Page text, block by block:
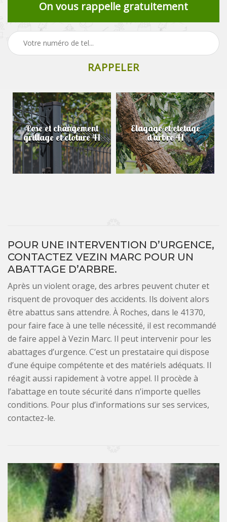
On vous rappelle gratuitement
Pose et changement
grillage et cloture 41
Elagage et etetage
d'arbre 41
POUR UNE INTERVENTION D’URGENCE,
CONTACTEZ VEZIN MARC POUR UN
ABATTAGE D’ARBRE.
Après un violent orage, des arbres peuvent chuter et
risquent de provoquer des accidents. Ils doivent alors
être abattus sans attendre. À Roches, dans le 41370,
pour faire face à une telle nécessité, il est recommandé
de faire appel à Vezin Marc. Il peut intervenir pour les
abattages d’urgence. C’est un prestataire qui dispose
d’une équipe compétente et des matériels adéquats. Il
réagit aussi rapidement à votre appel. Il procède à
l’abattage en toute sécurité dans n’importe quelles
conditions. Pour plus d’informations sur ses services,
contactez-le.